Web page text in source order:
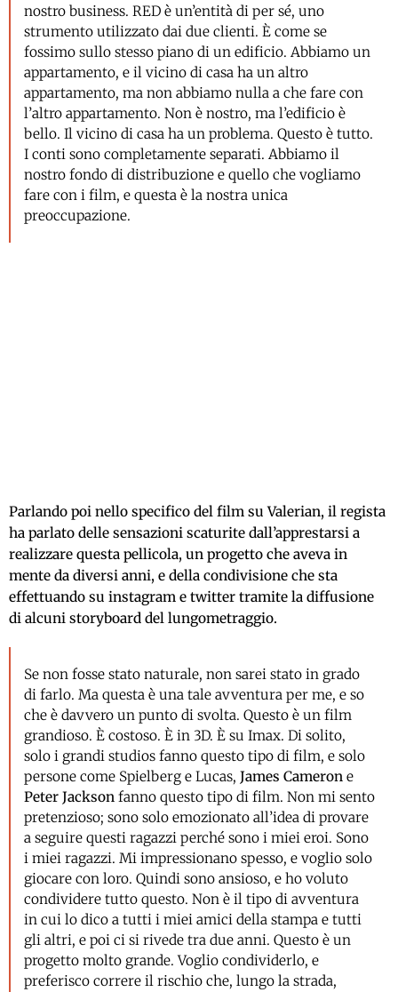
nostro business. RED è un’entità di per sé, uno
strumento utilizzato dai due clienti. È come se
fossimo sullo stesso piano di un edificio. Abbiamo un
appartamento, e il vicino di casa ha un altro
appartamento, ma non abbiamo nulla a che fare con
l’altro appartamento. Non è nostro, ma l’edificio è
bello. Il vicino di casa ha un problema. Questo è tutto.
I conti sono completamente separati. Abbiamo il
nostro fondo di distribuzione e quello che vogliamo
fare con i film, e questa è la nostra unica
preoccupazione.
Parlando poi nello specifico del film su Valerian, il regista
ha parlato delle sensazioni scaturite dall’apprestarsi a
realizzare questa pellicola, un progetto che aveva in
mente da diversi anni, e della condivisione che sta
effettuando su instagram e twitter tramite la diffusione
di alcuni storyboard del lungometraggio.
Se non fosse stato naturale, non sarei stato in grado
di farlo. Ma questa è una tale avventura per me, e so
che è davvero un punto di svolta. Questo è un film
grandioso. È costoso. È in 3D. È su Imax. Di solito,
solo i grandi studios fanno questo tipo di film, e solo
persone come Spielberg e Lucas,James Cameron e
Peter Jackson fanno questo tipo di film. Non mi sento
pretenzioso; sono solo emozionato all’idea di provare
a seguire questi ragazzi perché sono i miei eroi. Sono
i miei ragazzi. Mi impressionano spesso, e voglio solo
giocare con loro. Quindi sono ansioso, e ho voluto
condividere tutto questo. Non è il tipo di avventura
in cui lo dico a tutti i miei amici della stampa e tutti
gli altri, e poi ci si rivede tra due anni. Questo è un
progetto molto grande. Voglio condividerlo, e
preferisco correre il rischio che, lungo la strada,